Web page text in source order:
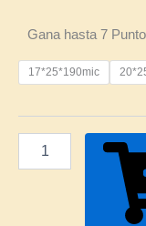
Gana hasta 7
17*25*190mic
Vacio
Texturizada
Selladora
Alimentos
cantidad